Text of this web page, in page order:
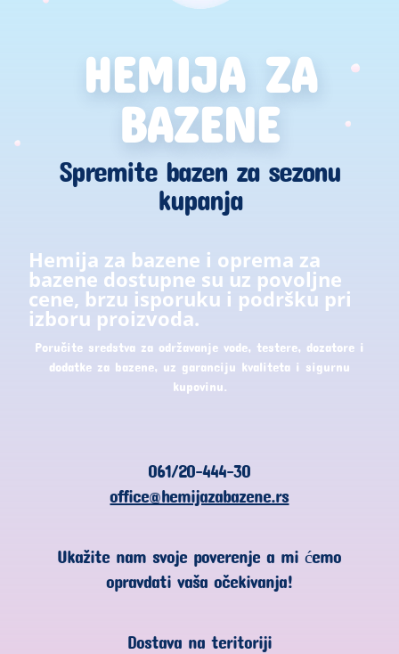
HEMIJA ZA
BAZENE
Spremite bazen za sezonu
kupanja
Hemija za bazene i oprema za
bazene dostupne su uz povoljne
cene, brzu isporuku i podršku pri
izboru proizvoda.
Poručite sredstva za održavanje vode, testere, dozatore i
dodatke za bazene, uz garanciju kvaliteta i sigurnu
kupovinu.
061/20-444-30
office@hemijazabazene.rs
Ukažite nam svoje poverenje a mi ćemo
opravdati vaša očekivanja!
Dostava na teritoriji